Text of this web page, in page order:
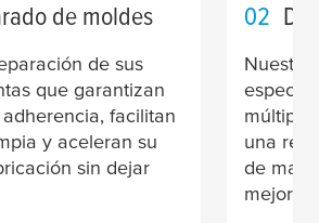
de moldes
de sus
que garantizan
facilitan
y aceleran su
sin dejar
02
una
de